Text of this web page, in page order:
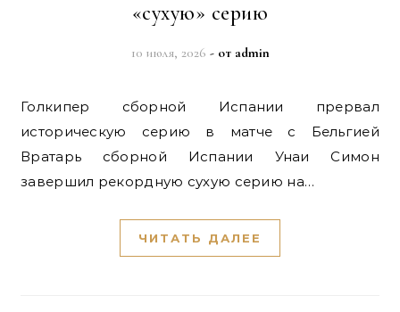
«сухую» серию
10 июля, 2026 - от admin
Голкипер сборной Испании прервал
историческую серию в матче с Бельгией
Вратарь сборной Испании Унаи Симон
завершил рекордную сухую серию на…
ЧИТАТЬ ДАЛЕЕ